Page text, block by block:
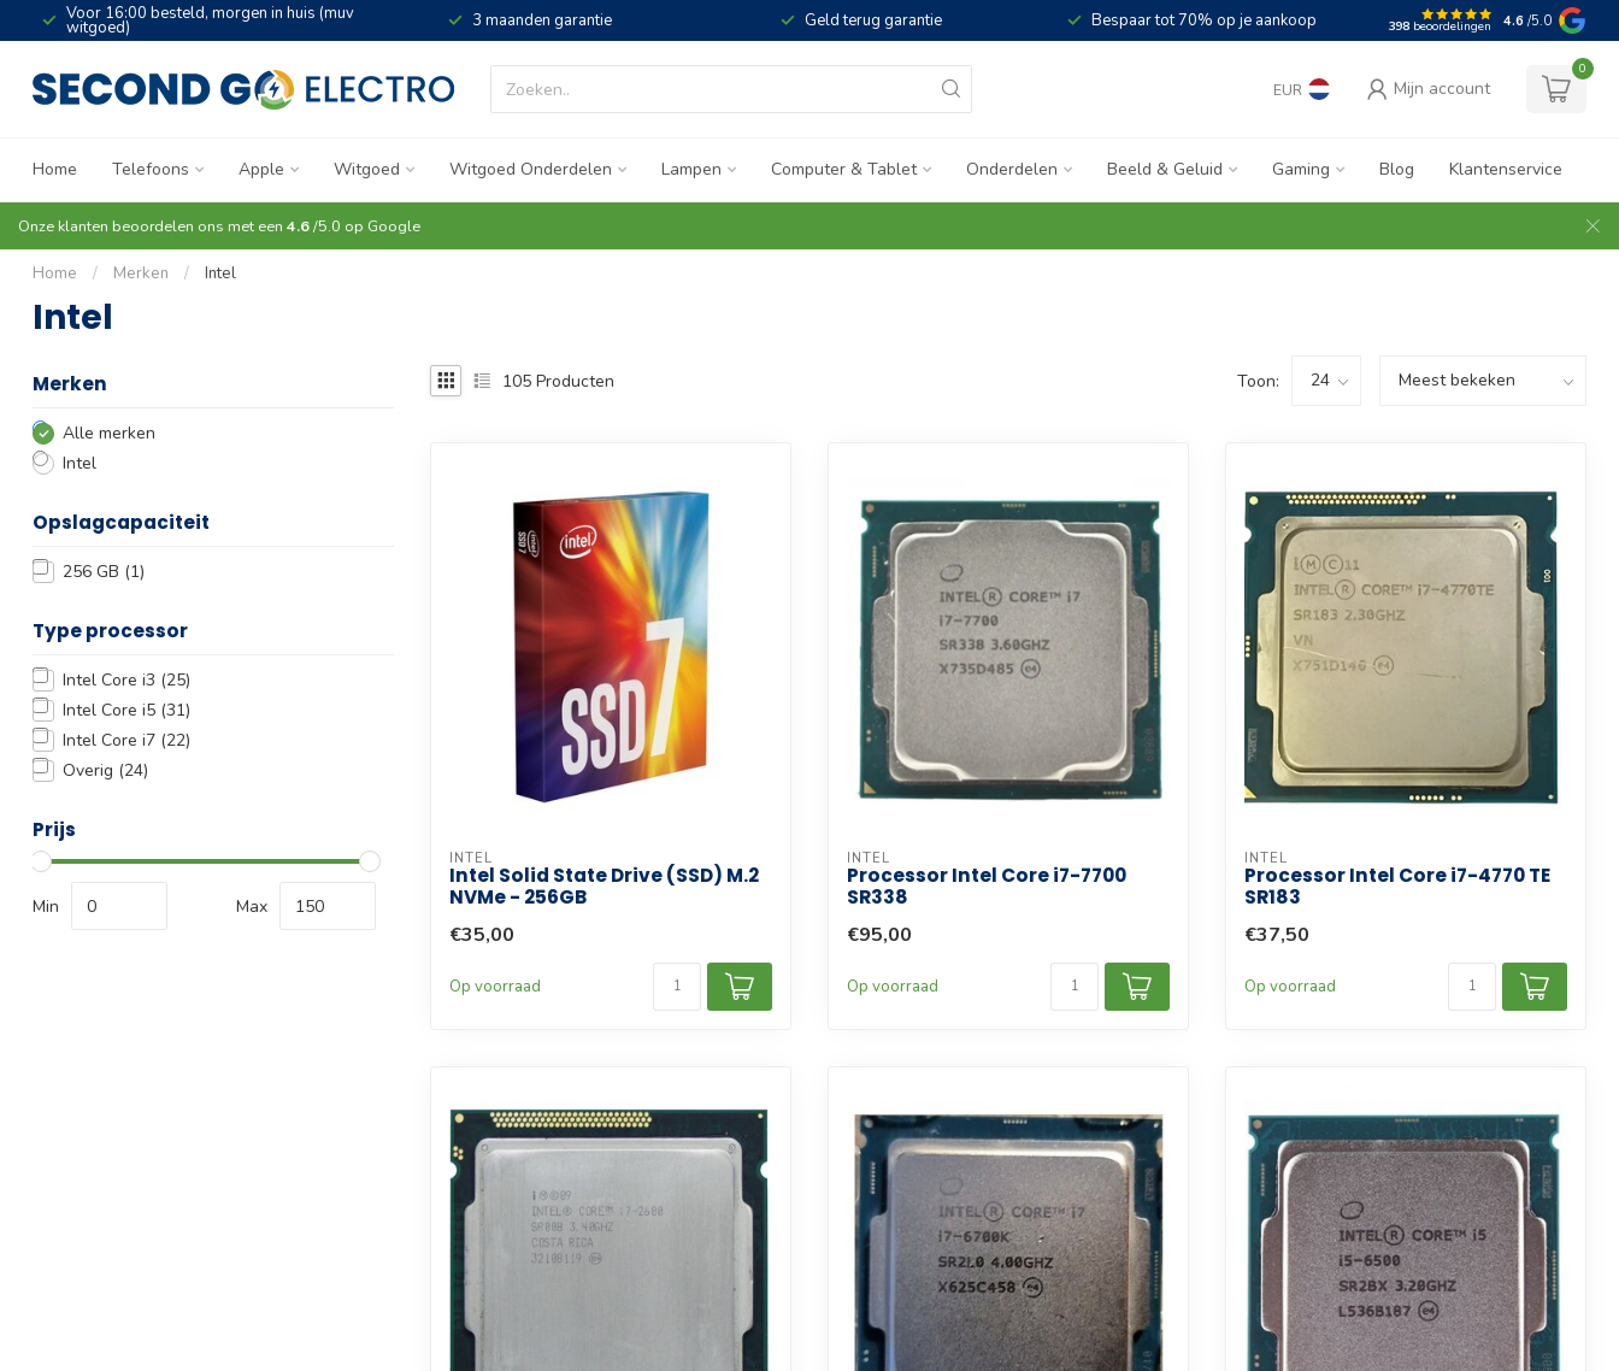
Voor 16:00 besteld, morgen in huis (muv
witgoed) 3 maanden garantie Geld terug garantie Bespaar tot 70% op je aankoop 398 beoordelingen 4.6 /5.0
EUR Mijn account
0
Home Telefoons Apple Witgoed Witgoed Onderdelen Lampen Computer & Tablet Onderdelen Beeld & Geluid Gaming Blog Klantenservice
Onze klanten beoordelen ons met een 4.6/5.0 op Google
Home / Merken / Intel
Intel
Merken
Alle merken
Intel
Opslagcapaciteit
256 GB (1)
Type processor
Intel Core i3 (25)
Intel Core i5 (31)
Intel Core i7 (22)
Overig (24)
Prijs
Min Max
105 Producten Toon:
INTEL
Intel Solid State Drive (SSD) M.2
NVMe - 256GB
€35,00
Op voorraad
INTEL
Processor Intel Core i7-7700
SR338
€95,00
Op voorraad
INTEL
Processor Intel Core i7-4770 TE
SR183
€37,50
Op voorraad